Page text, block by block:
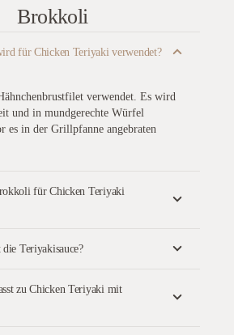
Brokkoli
für Chicken Teriyaki verwendet?
verwendet. Es wird
und in mundgerechte Würfel
es in der Grillpfanne angebraten
für Chicken Teriyaki
Teriyakisauce?
zu Chicken Teriyaki mit